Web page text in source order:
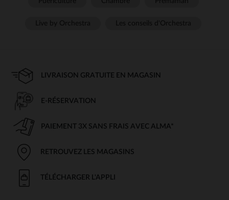
LIVRAISON GRATUITE EN MAGASIN
E-RÉSERVATION
PAIEMENT 3X SANS FRAIS AVEC ALMA*
RETROUVEZ LES MAGASINS
TÉLÉCHARGER L'APPLI